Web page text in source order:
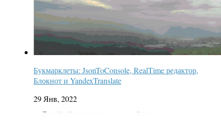
Букмарклеты: JsonToConsole, RealTime редактор,
Блокнот и YandexTranslate
29 Янв, 2022